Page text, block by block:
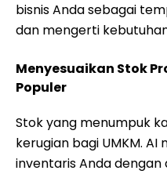
bisnis Anda sebagai
dan mengerti
Menyesuaikan Stok
Populer
Stok yang menumpuk
kerugian bagi UMKM.
inventaris Anda